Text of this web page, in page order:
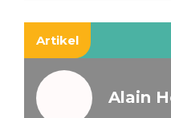
Artikel
Alain